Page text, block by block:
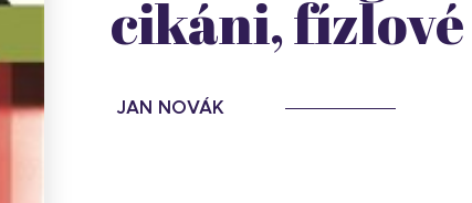
cikáni,
JAN NOVÁK